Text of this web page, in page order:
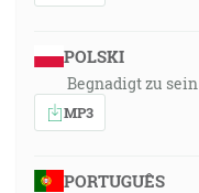
POLSKI
Begnadigt zu sein
MP3
PORTUGUÊS